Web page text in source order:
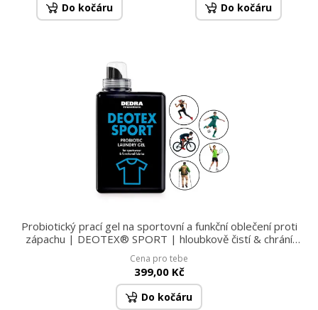
Do kočáru Do kočáru
Probiotický prací gel na sportovní a funkční oblečení proti
zápachu | DEOTEX® SPORT | hloubkově čistí & chrání
vlákna | 30 praní
Cena pro tebe
399,00 Kč
Do kočáru